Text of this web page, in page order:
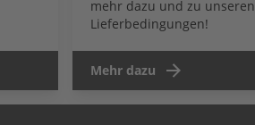
mehr dazu und zu unseren
Lieferbedingungen!
Mehr dazu